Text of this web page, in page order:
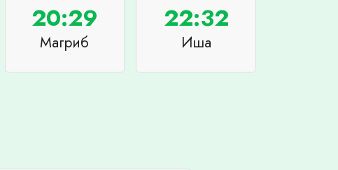
20:29
Магриб
22:32
Иша